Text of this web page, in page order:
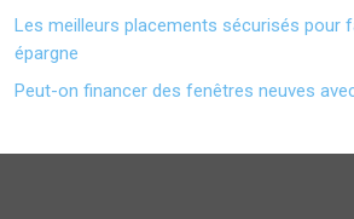
Les meilleurs placements sécurisés pour
épargne
Peut-on financer des fenêtres neuves